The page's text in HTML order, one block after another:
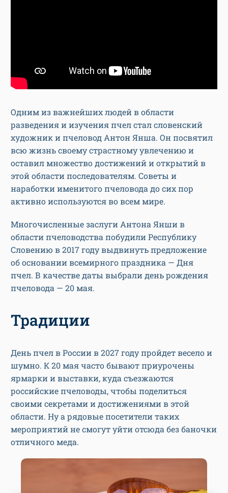
Одним из важнейших людей в области
разведения и изучения пчел стал словенский
художник и пчеловод Антон Янша. Он посвятил
всю жизнь своему страстному увлечению и
оставил множество достижений и открытий в
этой области последователям. Советы и
наработки именитого пчеловода до сих пор
активно используются во всем мире.
Многочисленные заслуги Антона Янши в
области пчеловодства побудили Республику
Словению в 2017 году выдвинуть предложение
об основании всемирного праздника — Дня
пчел. В качестве даты выбрали день рождения
пчеловода — 20 мая.
Традиции
День пчел в России в 2027 году пройдет весело и
шумно. К 20 мая часто бывают приурочены
ярмарки и выставки, куда съезжаются
российские пчеловоды, чтобы поделиться
своими секретами и достижениями в этой
области. Ну а рядовые посетители таких
мероприятий не смогут уйти отсюда без баночки
отличного меда.